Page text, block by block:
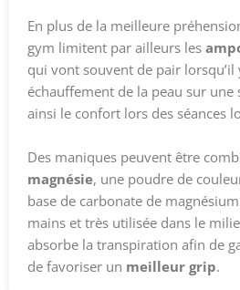
En plus de la meilleure
gym limitent par ailleurs les
qui vont souvent de pair
échauffement de la peau sur une
ainsi le confort lors des séances
Des maniques peuvent être
magnésie, une poudre de
base de carbonate de
mains et très utilisée dans le
absorbe la transpiration afin de
de favoriser un meilleur grip.